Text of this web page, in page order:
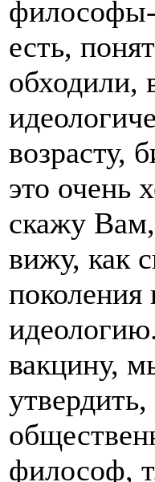
философы-
есть,
обходили,
возрасту,
это очень
скажу Вам,
вижу, как
поколения
вакцину,
философ,